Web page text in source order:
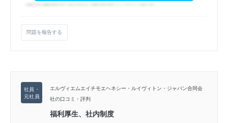
問題を報告する
エルヴィエムエイチモエヘネシー・ルイヴィトン・ジャパン合同会
社の口コミ・評判
福利厚生、社内制度